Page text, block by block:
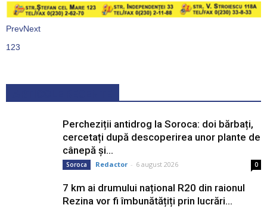
PrevNext
123
Percheziții antidrog la Soroca: doi bărbați,
cercetați după descoperirea unor plante de
cânepă și...
Soroca Redactor - 6 august 2026 0
7 km ai drumului național R20 din raionul
Rezina vor fi îmbunătățiți prin lucrări...